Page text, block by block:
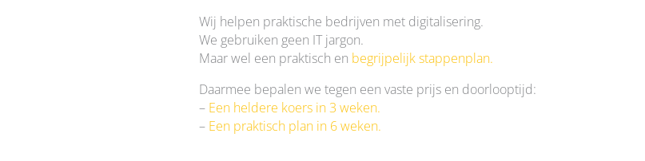
Wij helpen praktische bedrijven met digitalisering.
We gebruiken geen IT jargon.
Maar wel een praktisch en begrijpelijk stappenplan.
Daarmee bepalen we tegen een vaste prijs en doorlooptijd:
– Een heldere koers in 3 weken.
– Een praktisch plan in 6 weken.